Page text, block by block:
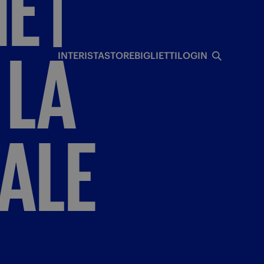
INTERISTASTOREBIGLIETTILOGIN
LA